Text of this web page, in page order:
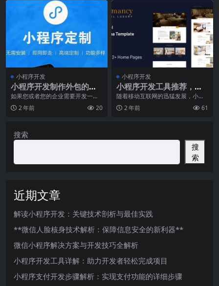
小程序开发
小程序开发制作外包的流
程
如果您或者您的企业需要开发一个
小程序的时候，那就需要找一个合
适的小程序外包公司，
2 年前 20
小程序开发
小程序开发工具推荐，让
你开发更轻松自如
随着移动互联网的迅猛发展，小程
序成为了各个行业中不可或缺的一
部分。无论是电商、旅
2 年前 61
搜索
搜
索
近期文章
解读小程序开发：关键技术剖析与最佳实践
**微信人脸核身技术解析：保障信息安全的新利器**
微信小程序解决方案与开发技巧全解析
小程序开发工具详解：助力开发者轻松完成项目
小程序支付开发步骤解析：实现支付功能的详细步骤